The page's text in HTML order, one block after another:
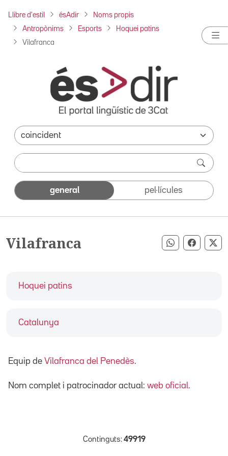
Llibre d'estil ésAdir Noms propis
Antropònims Esports Hoquei patins
Vilafranca
general pel·lícules
Vilafranca Compartir
Hoquei patins
Catalunya
Equip de Vilafranca del Penedès.
Nom complet i patrocinador actual: web oficial .
Continguts: 49919